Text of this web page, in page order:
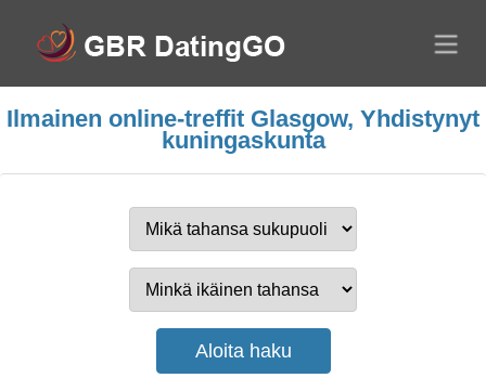
Ilmainen online-treffit Glasgow, Yhdistynyt
kuningaskunta